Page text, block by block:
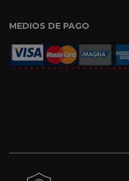
MEDIOS DE PAGO